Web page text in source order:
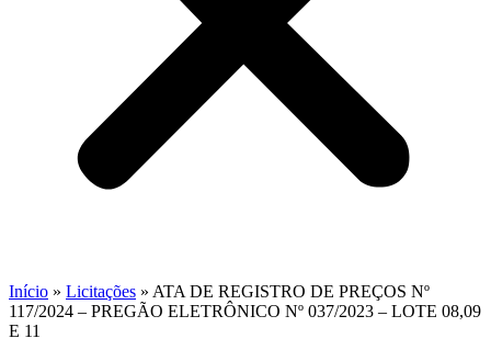
Início » Licitações » ATA DE REGISTRO DE PREÇOS Nº
117/2024 – PREGÃO ELETRÔNICO Nº 037/2023 – LOTE 08,09
E 11